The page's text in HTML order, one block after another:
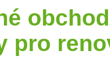
Renovace schodišť
pro